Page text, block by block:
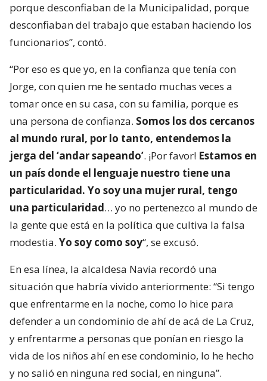
porque desconfiaban de la Municipalidad, porque
desconfiaban del trabajo que estaban haciendo los
funcionarios”, contó.
“Por eso es que yo, en la confianza que tenía con
Jorge, con quien me he sentado muchas veces a
tomar once en su casa, con su familia, porque es
una persona de confianza. Somos los dos cercanos
al mundo rural, por lo tanto, entendemos la
jerga del ‘andar sapeando’. ¡Por favor! Estamos en
un país donde el lenguaje nuestro tiene una
particularidad. Yo soy una mujer rural, tengo
una particularidad… yo no pertenezco al mundo de
la gente que está en la política que cultiva la falsa
modestia. Yo soy como soy“, se excusó.
En esa línea, la alcaldesa Navia recordó una
situación que habría vivido anteriormente: “Si tengo
que enfrentarme en la noche, como lo hice para
defender a un condominio de ahí de acá de La Cruz,
y enfrentarme a personas que ponían en riesgo la
vida de los niños ahí en ese condominio, lo he hecho
y no salió en ninguna red social, en ninguna”.